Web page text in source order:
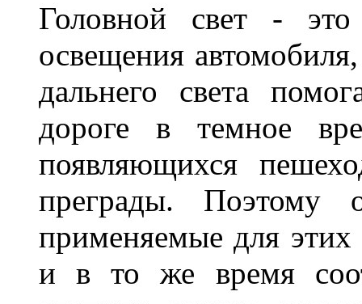
Головной свет -
освещения
дальнего света
дороге в темное
появляющихся
преграды. Поэтому
применяемые для
и в то же время